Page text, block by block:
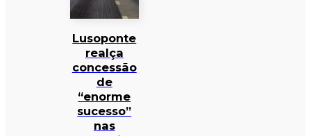
Lusoponte
realça
concessão
de
“enorme
sucesso”
nas